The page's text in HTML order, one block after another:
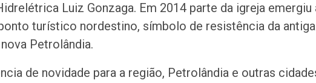
Luiz Gonzaga. Em 2014 parte da igreja emergiu
turístico nordestino, símbolo de resistência da antiga
Petrolândia.
de novidade para a região, Petrolândia e outras